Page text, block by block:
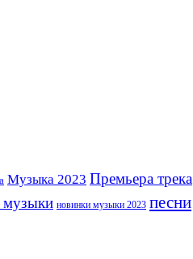
Музыка 2023 Премьера трека
музыки новинки музыки 2023 песни